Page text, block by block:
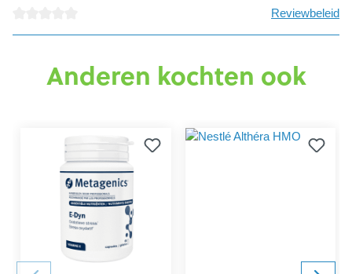
Reviewbeleid
Anderen kochten ook